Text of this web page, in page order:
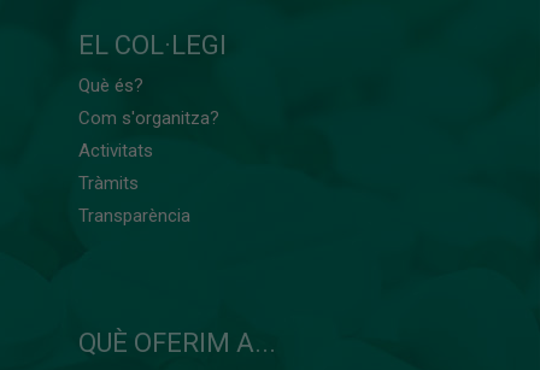
EL COL·LEGI
Què és?
Com s'organitza?
Activitats
Tràmits
Transparència
QUÈ OFERIM A...